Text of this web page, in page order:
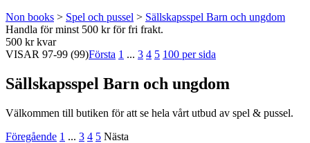
Non books > Spel och pussel > Sällskapsspel Barn och ungdom
Handla för minst 500 kr för fri frakt.
500 kr kvar
VISAR 97-99 (99)Första 1 ... 3 4 5 100 per sida
Sällskapsspel Barn och ungdom
Välkommen till butiken för att se hela vårt utbud av spel & pussel.
Föregående 1 ... 3 4 5 Nästa